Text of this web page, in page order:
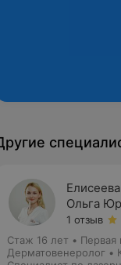
Елисеева
Ольга
1 отзыв
Стаж 16 лет • Первая
Дерматовенеролог •